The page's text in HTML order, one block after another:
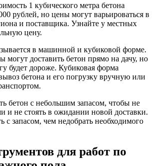
1 кубического метра бетона
рублей, но цены могут варьироваться в
и поставщика. Узнайте у местных
цену.
в машинной и кубиковой форме.
доставить бетон прямо на дачу, но
будет дороже. Кубиковая форма
бетона и его погрузку вручную или
бетон с небольшим запасом, чтобы не
и не стоять в ожидании новой доставки.
с запасом, чем недобрать необходимого
для работ по